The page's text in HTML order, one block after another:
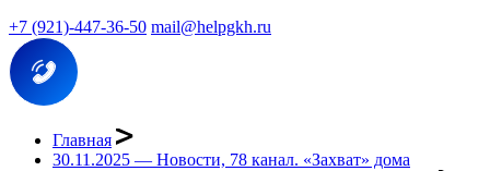
+7 (921)-447-36-50 mail@helpgkh.ru
Главная
30.11.2025 — Новости, 78 канал. «Захват» дома